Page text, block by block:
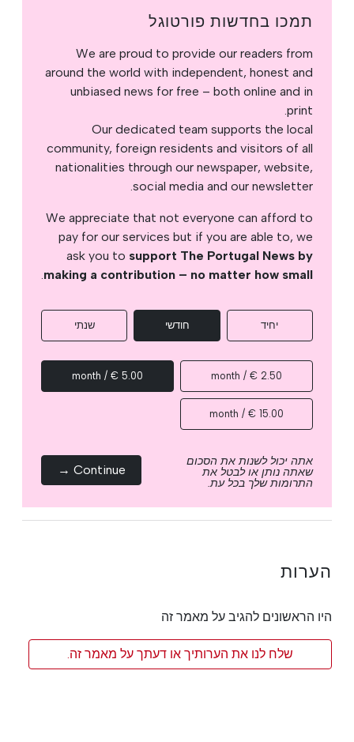
תמכו בחדשות פורטוגל
We are proud to provide our readers from
around the world with independent, honest and
unbiased news for free – both online and in
print.
Our dedicated team supports the local
community, foreign residents and visitors of all
nationalities through our newspaper, website,
social media and our newsletter.
We appreciate that not everyone can afford to
pay for our services but if you are able to, we
ask you to support The Portugal News by
making a contribution – no matter how small
.
יחיד חודשי שנתי
2.50 € / month
5.00 € / month
15.00 € / month
אתה יכול לשנות את הסכום
שאתה נותן או לבטל את
התרומות שלך בכל עת.
Continue →
הערות
היו הראשונים להגיב על מאמר זה
שלח לנו את הערותיך או דעתך על מאמר זה.